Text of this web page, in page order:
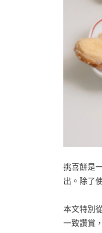
挑喜餅是
出。除了
本文特別
一致讚賞